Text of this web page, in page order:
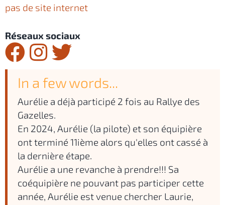
pas de site internet
Réseaux sociaux
In a few words...
Aurélie a déjà participé 2 fois au Rallye des
Gazelles.
En 2024, Aurélie (la pilote) et son équipière
ont terminé 11ième alors qu'elles ont cassé à
la dernière étape.
Aurélie a une revanche à prendre!!! Sa
coéquipière ne pouvant pas participer cette
année, Aurélie est venue chercher Laurie,